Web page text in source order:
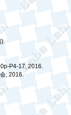
).
P4-17, 2016.
, 2016.